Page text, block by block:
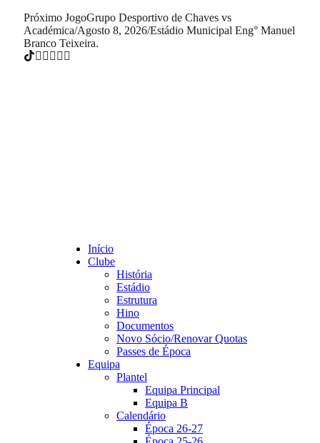
Próximo JogoGrupo Desportivo de Chaves vs
Académica/Agosto 8, 2026/Estádio Municipal Eng° Manuel
Branco Teixeira.
Início
Clube
História
Estádio
Estrutura
Hino
Documentos
Novo Sócio/Renovar Quotas
Passes de Época
Equipa
Plantel
Equipa Principal
Equipa B
Calendário
Época 26-27